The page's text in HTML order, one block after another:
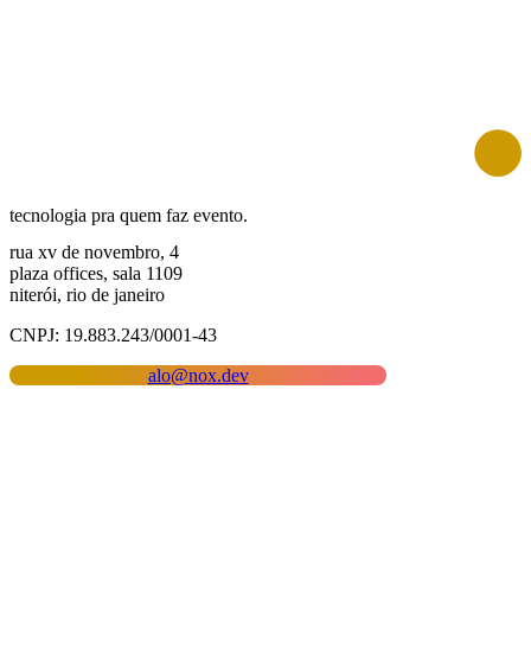
tecnologia pra quem faz evento.
rua xv de novembro, 4
plaza offices, sala 1109
niterói, rio de janeiro
CNPJ: 19.883.243/0001-43
alo@nox.dev